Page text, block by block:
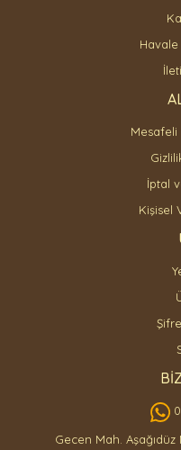
Mesafeli
İptal
Kişisel
Gecen Mah.